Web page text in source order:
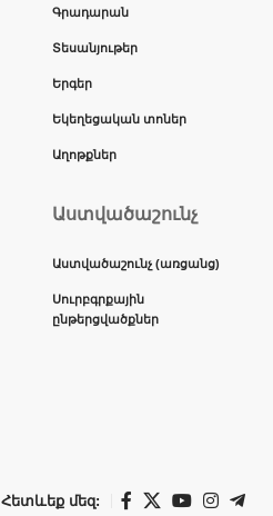
Գրադարան
Տեսանյութեր
Երգեր
Եկեղեցական տոներ
Աղոթքներ
Աստվածաշունչ
Աստվածաշունչ (առցանց)
Սուրբգրքային
ընթերցվածքներ
Հետևեք մեզ: